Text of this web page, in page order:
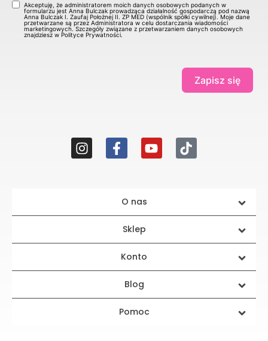
Akceptuję, że administratorem moich danych osobowych podanych w
formularzu jest Anna Bulczak prowadząca działalność gospodarczą pod nazwą
Anna Bulczak I. Zaufaj Położnej II. ZP MED (wspólnik spółki cywilnej). Moje dane
przetwarzane są przez Administratora w celu dostarczania wiadomości
marketingowych. Szczegóły związane z przetwarzaniem danych osobowych
znajdziesz w Polityce Prywatności.
Zapisz się
O nas
Sklep
Konto
Blog
Pomoc